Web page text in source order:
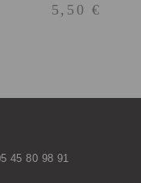
5,50€
45 80 98 91